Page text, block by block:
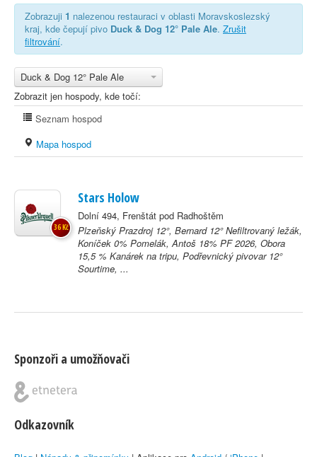
Zobrazuji 1 nalezenou restauraci v oblasti Moravskoslezský
kraj, kde čepují pivo Duck & Dog 12° Pale Ale. Zrušit
filtrování.
Duck & Dog 12° Pale Ale
Zobrazit jen hospody, kde točí:
Seznam hospod
Mapa hospod
Stars Holow
Dolní 494, Frenštát pod Radhoštěm
Plzeňský Prazdroj 12°, Bernard 12° Nefiltrovaný ležák,
Koníček 0% Pomelák, Antoš 18% PF 2026, Obora
15,5 % Kanárek na tripu, Podřevnický pivovar 12°
Sourtime, ...
36 Kč
Sponzoři a umožňovači
Odkazovník